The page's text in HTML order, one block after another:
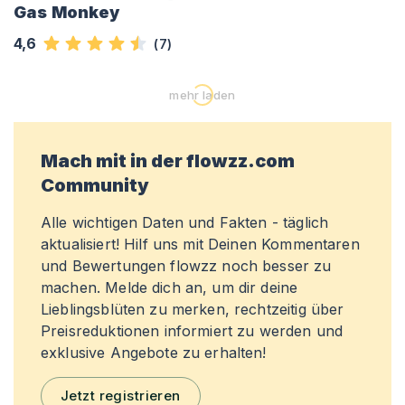
Gas Monkey
4,6 (7)
mehr laden
Mach mit in der flowzz.com
Community
Alle wichtigen Daten und Fakten - täglich
aktualisiert! Hilf uns mit Deinen Kommentaren
und Bewertungen flowzz noch besser zu
machen. Melde dich an, um dir deine
Lieblingsblüten zu merken, rechtzeitig über
Preisreduktionen informiert zu werden und
exklusive Angebote zu erhalten!
Jetzt registrieren